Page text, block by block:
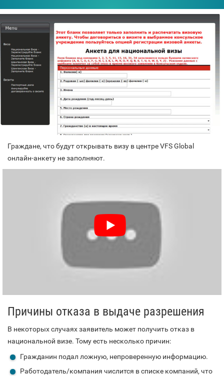
Граждане, что будут открывать визу в центре VFS Global
онлайн-анкету не заполняют.
Причины отказа в выдаче разрешения
В некоторых случаях заявитель может получить отказ в
национальной визе. Тому есть несколько причин:
Гражданин подал ложную, непроверенную информацию.
Работодатель/компания числится в списке компаний, что